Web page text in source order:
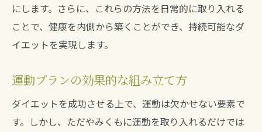
にします。さらに、これらの方法を日常的に取り入れる
ことで、健康を内側から築くことができ、持続可能なダ
イエットを実現します。
運動プランの効果的な組み立て方
ダイエットを成功させる上で、運動は欠かせない要素で
す。しかし、ただやみくもに運動を取り入れるだけでは